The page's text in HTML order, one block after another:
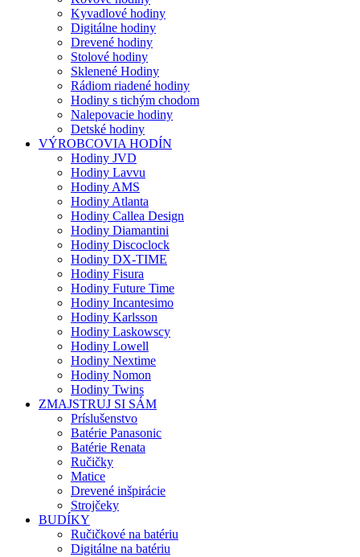
Kyvadlové hodiny
Digitálne hodiny
Drevené hodiny
Stolové hodiny
Sklenené Hodiny
Rádiom riadené hodiny
Hodiny s tichým chodom
Nalepovacie hodiny
Detské hodiny
VÝROBCOVIA HODÍN
Hodiny JVD
Hodiny Lavvu
Hodiny AMS
Hodiny Atlanta
Hodiny Callea Design
Hodiny Diamantini
Hodiny Discoclock
Hodiny DX-TIME
Hodiny Fisura
Hodiny Future Time
Hodiny Incantesimo
Hodiny Karlsson
Hodiny Laskowscy
Hodiny Lowell
Hodiny Nextime
Hodiny Nomon
Hodiny Twins
ZMAJSTRUJ SI SÁM
Príslušenstvo
Batérie Panasonic
Batérie Renata
Ručičky
Matice
Drevené inšpirácie
Strojčeky
BUDÍKY
Ručičkové na batériu
Digitálne na batériu